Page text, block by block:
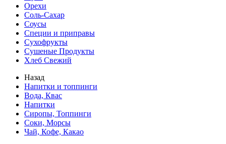
Орехи
Соль-Сахар
Соусы
Специи и приправы
Сухофрукты
Сушеные Продукты
Хлеб Свежий
Назад
Напитки и топпинги
Вода, Квас
Напитки
Сиропы, Топпинги
Соки, Морсы
Чай, Кофе, Какао